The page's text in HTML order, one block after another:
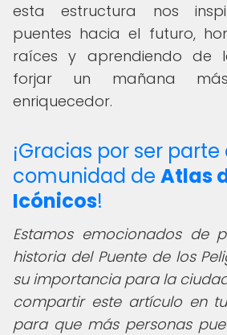
esta estructura nos
puentes hacia el futuro,
raíces y aprendiendo de
forjar un mañana
enriquecedor.
¡Gracias por ser parte
comunidad de Atlas
Icónicos!
Estamos emocionados de
historia del Puente de los
su importancia para la
compartir este artículo en
para que más personas